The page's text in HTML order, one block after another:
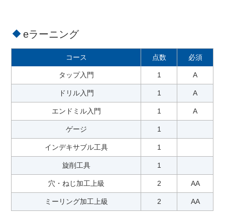
eラーニング
コース 点数 必須
タップ入門 1 A
ドリル入門 1 A
エンドミル入門 1 A
ゲージ 1
インデキサブル工具 1
旋削工具 1
穴・ねじ加工上級 2 AA
ミーリング加工上級 2 AA